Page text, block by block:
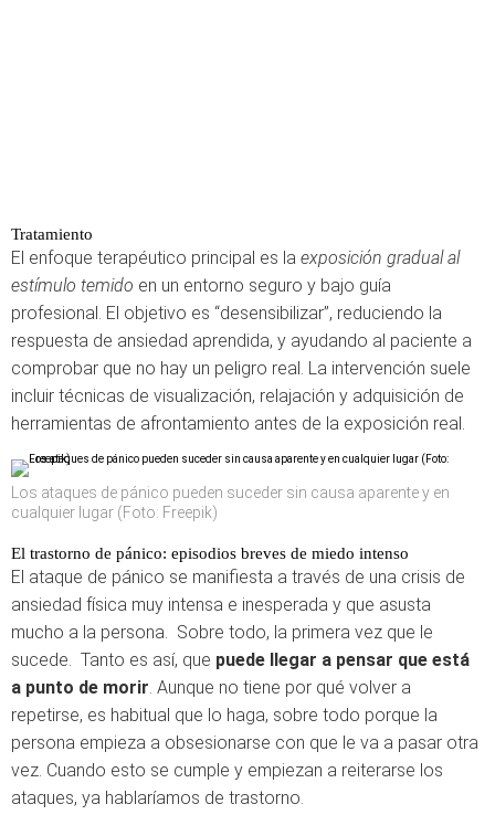
Tratamiento
El enfoque terapéutico principal es la exposición gradual al
estímulo temido en un entorno seguro y bajo guía
profesional. El objetivo es “desensibilizar”, reduciendo la
respuesta de ansiedad aprendida, y ayudando al paciente a
comprobar que no hay un peligro real. La intervención suele
incluir técnicas de visualización, relajación y adquisición de
herramientas de afrontamiento antes de la exposición real.
Los ataques de pánico pueden suceder sin causa aparente y en
cualquier lugar (Foto: Freepik)
El trastorno de pánico: episodios breves de miedo intenso
El ataque de pánico se manifiesta a través de una crisis de
ansiedad física muy intensa e inesperada y que asusta
mucho a la persona. Sobre todo, la primera vez que le
sucede. Tanto es así, que puede llegar a pensar que está
a punto de morir. Aunque no tiene por qué volver a
repetirse, es habitual que lo haga, sobre todo porque la
persona empieza a obsesionarse con que le va a pasar otra
vez. Cuando esto se cumple y empiezan a reiterarse los
ataques, ya hablaríamos de trastorno.